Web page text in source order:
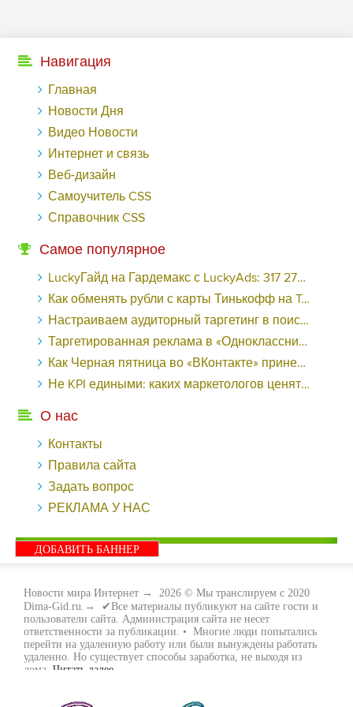
Навигация
Главная
Новости Дня
Видео Новости
Интернет и связь
Веб-дизайн
Самоучитель CSS
Справочник CSS
Самое популярное
LuckyГайд на Гардемакс с LuckyAds: 317 279 рублей за 10 дней - «Надо знать»
Как обменять рубли с карты Тинькофф на Tether ERC20 (USDT)?
Настраиваем аудиторный таргетинг в поисковой кампании Google Ads - «Заработок»
Таргетированная реклама в «Одноклассниках»: как ее настроить и нужно ли - «Заработок»
Как Черная пятница во «ВКонтакте» принесла магазину подарков 221 продажу по цене 38 рублей - «Заработок»
Не KPI едиными: каких маркетологов ценят - «Заработок»
О нас
Контакты
Правила сайта
Задать вопрос
РЕКЛАМА У НАС
ДОБАВИТЬ БАННЕР
Новости мира Интернет → 2026 © Мы транслируем с 2020
Dima-Gid.ru.→ ✔Все материалы публикуют на сайте гости и
пользователи сайта. Администрация сайта не несет
ответственности за публикации. • Многие люди попытались
перейти на удаленную работу или были вынуждены работать
удаленно. Но существует способы заработка, не выходя из
дома. Читать далее...